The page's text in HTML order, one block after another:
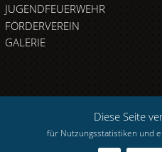
JUGENDFEUERWEHR
FÖRDERVEREIN
GALERIE
Diese Seite
für Nutzungsstatistiken und